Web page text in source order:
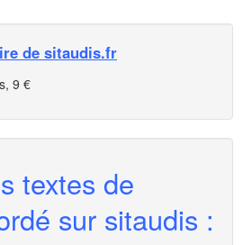
de sitaudis.fr
9 €
textes de
sur sitaudis :